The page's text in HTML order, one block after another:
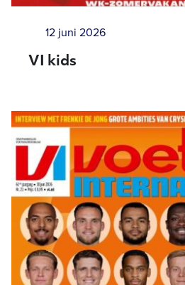
12 juni 2026
VI kids